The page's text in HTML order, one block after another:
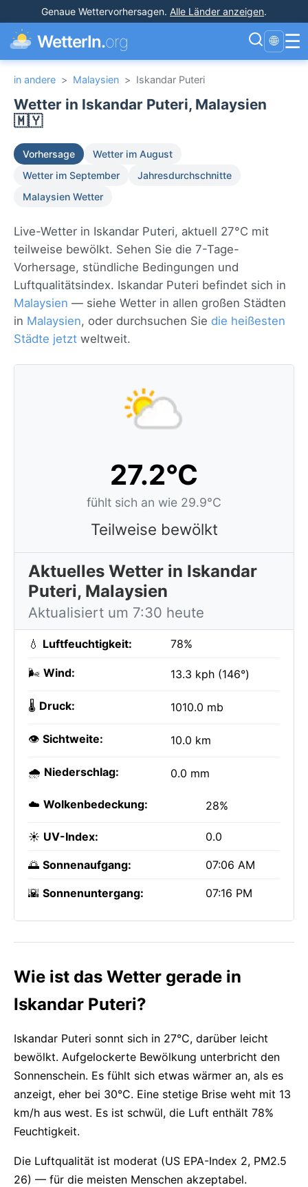
Genaue Wettervorhersagen. Alle Länder anzeigen.
WetterIn.org 🌐 ☰
in andere > Malaysien > Iskandar Puteri
Wetter in Iskandar Puteri, Malaysien
🇲🇾
Vorhersage
Wetter im August
Wetter im September
Jahresdurchschnitte
Malaysien Wetter
Live-Wetter in Iskandar Puteri, aktuell 27°C mit
teilweise bewölkt. Sehen Sie die 7-Tage-
Vorhersage, stündliche Bedingungen und
Luftqualitätsindex. Iskandar Puteri befindet sich in
Malaysien — siehe Wetter in allen großen Städten
in Malaysien, oder durchsuchen Sie die heißesten
Städte jetzt weltweit.
27.2°C
fühlt sich an wie 29.9°C
Teilweise bewölkt
Aktuelles Wetter in Iskandar
Puteri, Malaysien
Aktualisiert um 7:30 heute
💧 Luftfeuchtigkeit: 78%
🌬️ Wind: 13.3 kph (146°)
🌡️ Druck: 1010.0 mb
👁️ Sichtweite: 10.0 km
🌧️ Niederschlag: 0.0 mm
☁️ Wolkenbedeckung: 28%
☀️ UV-Index: 0.0
🌅 Sonnenaufgang: 07:06 AM
🌇 Sonnenuntergang: 07:16 PM
Wie ist das Wetter gerade in
Iskandar Puteri?
Iskandar Puteri sonnt sich in 27°C, darüber leicht
bewölkt. Aufgelockerte Bewölkung unterbricht den
Sonnenschein. Es fühlt sich etwas wärmer an, als es
anzeigt, eher bei 30°C. Eine stetige Brise weht mit 13
km/h aus west. Es ist schwül, die Luft enthält 78%
Feuchtigkeit.
Die Luftqualität ist moderat (US EPA-Index 2, PM2.5
26) — für die meisten Menschen akzeptabel.